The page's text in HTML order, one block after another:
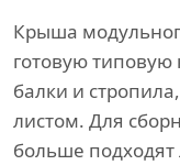
Крыша
готовую типовую
балки и
листом. Для
больше подходят